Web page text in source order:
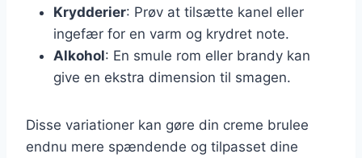
Krydderier: Prøv at tilsætte kanel eller
ingefær for en varm og krydret note.
Alkohol: En smule rom eller brandy kan
give en ekstra dimension til smagen.
Disse variationer kan gøre din creme brulee
endnu mere spændende og tilpasset dine